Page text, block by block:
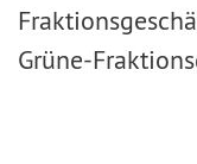
Grüne-